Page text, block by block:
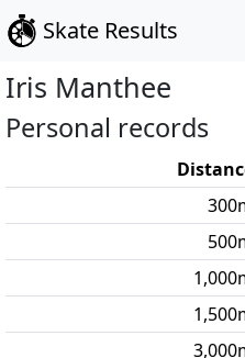
Skate Results
Iris Manthee
Personal records
300
500
1,000
1,500
3,000